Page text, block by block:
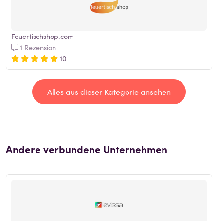
Feuertischshop.com
1 Rezension
10
Alles aus dieser Kategorie ansehen
Andere verbundene Unternehmen